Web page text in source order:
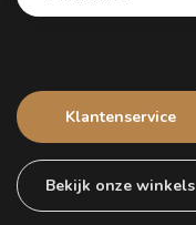
Klantenservice
Bekijk onze winkels